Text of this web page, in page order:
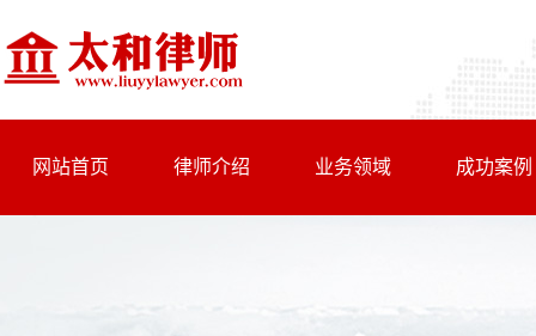
网站首页 律师介绍 业务领域 成功案例